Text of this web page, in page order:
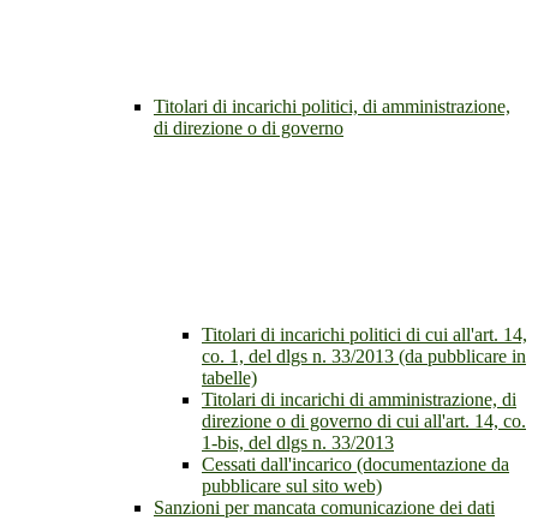
Titolari di incarichi politici, di amministrazione,
di direzione o di governo
Titolari di incarichi politici di cui all'art. 14,
co. 1, del dlgs n. 33/2013 (da pubblicare in
tabelle)
Titolari di incarichi di amministrazione, di
direzione o di governo di cui all'art. 14, co.
1-bis, del dlgs n. 33/2013
Cessati dall'incarico (documentazione da
pubblicare sul sito web)
Sanzioni per mancata comunicazione dei dati